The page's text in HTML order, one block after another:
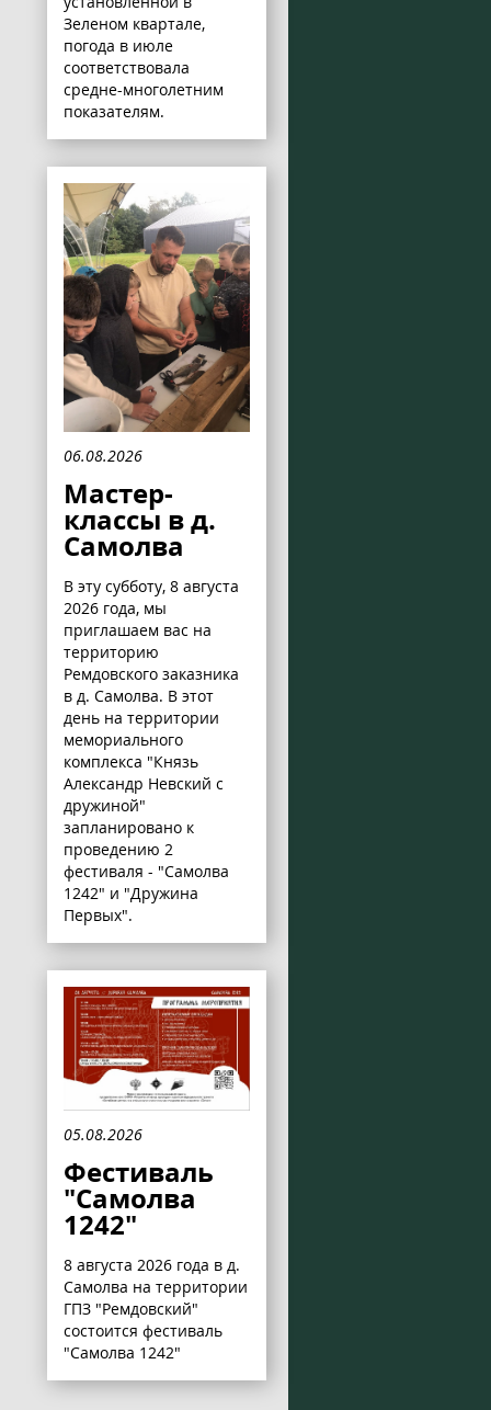
Зеленом квартале,
погода в июле
соответствовала
средне-многолетним
показателям.
06.08.2026
Мастер-
классы в д.
Самолва
В эту субботу, 8 августа
2026 года, мы
приглашаем вас на
территорию
Ремдовского заказника
в д. Самолва. В этот
день на территории
мемориального
комплекса "Князь
Александр Невский с
дружиной"
запланировано к
проведению 2
фестиваля - "Самолва
1242" и "Дружина
Первых".
05.08.2026
Фестиваль
"Самолва
1242"
8 августа 2026 года в д.
Самолва на территории
ГПЗ "Ремдовский"
состоится фестиваль
"Самолва 1242"